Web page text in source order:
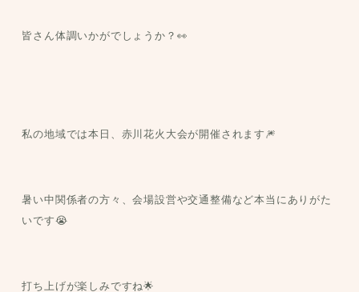
皆さん体調いかがでしょうか？👀
私の地域では本日、赤川花火大会が開催されます🎆
暑い中関係者の方々、会場設営や交通整備など本当にありがた
いです😭
打ち上げが楽しみですね🌟